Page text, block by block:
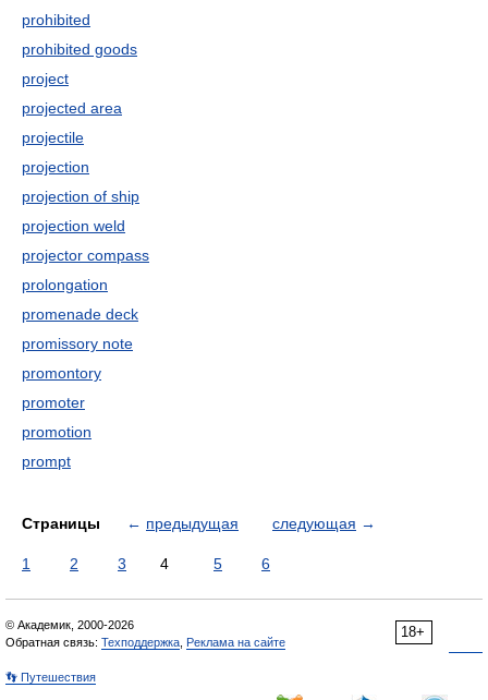
prohibited
prohibited goods
project
projected area
projectile
projection
projection of ship
projection weld
projector compass
prolongation
promenade deсk
promissory note
promontory
promoter
promotion
prompt
Страницы ← предыдущая следующая →
1 2 3 4 5 6
18+
© Академик, 2000-2026
Обратная связь: Техподдержка Реклама на сайте
👣 Путешествия